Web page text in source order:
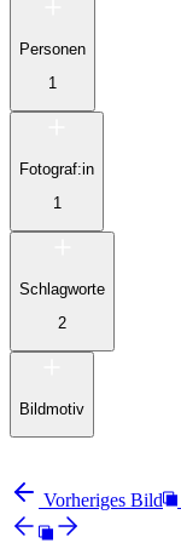
Personen
1
Fotograf:in
1
Schlagworte
2
Bildmotiv
Vorheriges Bild